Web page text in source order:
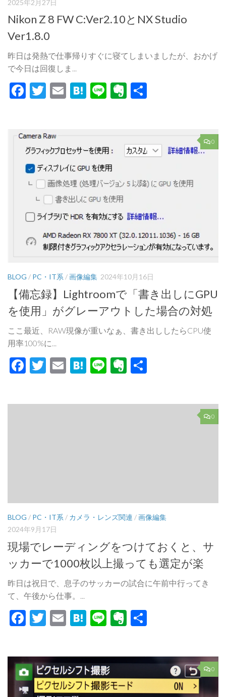
2025年2月27日
Nikon Z 8 FW C:Ver2.10とNX Studio
Ver1.8.0
昨日は発熱で仕事帰りすぐに寝てしまいましたが、おかげ
で今日は回復しま...
Facebook
Twitter
EmailHatena
LineEvernote
0
BLOG / PC・IT系 /画像編集 2024年10月16日
【備忘録】Lightroomで「書き出しにGPU
を使用」がグレーアウトした場合の対処
ここ最近、RAW現像が重いなぁ、書き出ししたらCPU使
用率100%に...
Facebook
Twitter
EmailHatena
LineEvernote
0
BLOG / PC・IT系/ カメラ・レンズ関連 /画像編集
2024年9月17日
現場でレーディングをつけておくと、サ
ッカーで1000枚以上撮っても選定が楽
昨日は祝日で、息子のサッカーの試合に午前中行ってき
て、午後から仕事。...
Facebook
Twitter
EmailHatena
LineEvernote
0